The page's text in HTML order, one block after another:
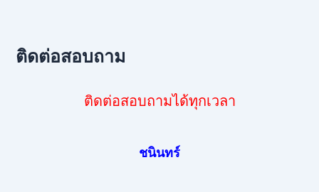
ติดต่อสอบถาม
ติดต่อสอบถามได้ทุกเวลา
ชนินทร์